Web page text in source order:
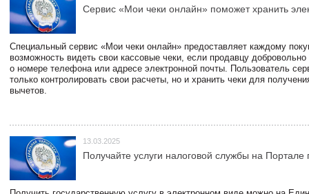
Сервис «Мои чеки онлайн» поможет хранить
Специальный сервис «Мои чеки онлайн» предоставляет каждому
возможность видеть свои кассовые чеки, если продавцу
о номере телефона или адресе электронной почты. Пользователь
только контролировать свои расчеты, но и хранить чеки для
вычетов.
13.03.2025
Получайте услуги налоговой службы на Портале